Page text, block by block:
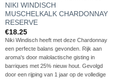
NIKI WINDISCH
MUSCHELKALK CHARDONNAY
RESERVE
€18.25
Niki Windisch heeft met deze Chardonnay
een perfecte balans gevonden. Rijk aan
aroma's door malolactische gisting in
barriques met 25% nieuw hout. Gevolgd
door een rijping van 1 jaar op de volledige